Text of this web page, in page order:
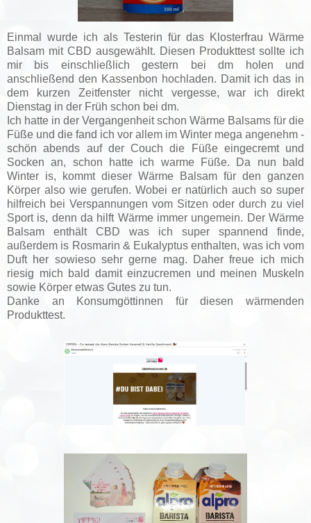
Einmal wurde ich als Testerin für das Klosterfrau Wärme
Balsam mit CBD ausgewählt. Diesen Produkttest sollte ich
mir bis einschließlich gestern bei dm holen und
anschließend den Kassenbon hochladen. Damit ich das in
dem kurzen Zeitfenster nicht vergesse, war ich direkt
Dienstag in der Früh schon bei dm.
Ich hatte in der Vergangenheit schon Wärme Balsams für die
Füße und die fand ich vor allem im Winter mega angenehm -
schön abends auf der Couch die Füße eingecremt und
Socken an, schon hatte ich warme Füße. Da nun bald
Winter is, kommt dieser Wärme Balsam für den ganzen
Körper also wie gerufen. Wobei er natürlich auch so super
hilfreich bei Verspannungen vom Sitzen oder durch zu viel
Sport is, denn da hilft Wärme immer ungemein. Der Wärme
Balsam enthält CBD was ich super spannend finde,
außerdem is Rosmarin & Eukalyptus enthalten, was ich vom
Duft her sowieso sehr gerne mag. Daher freue ich mich
riesig mich bald damit einzucremen und meinen Muskeln
sowie Körper etwas Gutes zu tun.
Danke an Konsumgöttinnen für diesen wärmenden
Produkttest.